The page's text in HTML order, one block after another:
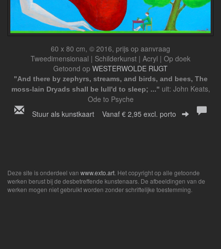
60 x 80 cm, © 2016, prijs op aanvraag
Tweedimensionaal | Schilderkunst | Acryl | Op doek
Getoond op WESTERWOLDE RIJGT
"And there by zephyrs, streams, and birds, and bees, The
moss-lain Dryads shall be lull'd to sleep; ..." uit: John Keats,
Ode to Psyche
Stuur als kunstkaart Vanaf € 2,95 excl. porto
Deze site is onderdeel van www.exto.art . Het copyright op alle getoonde
werken berust bij de desbetreffende kunstenaars. De afbeeldingen van de
werken mogen niet gebruikt worden zonder schriftelijke toestemming.